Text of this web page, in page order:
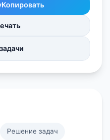
Копировать
Решение задач